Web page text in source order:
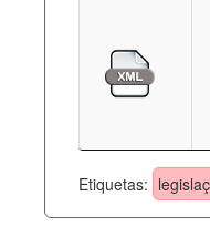
Etiquetas: